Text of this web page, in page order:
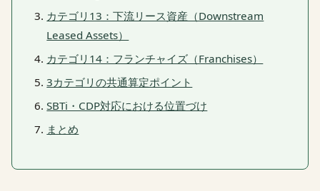
カテゴリ13：下流リース資産（Downstream
Leased Assets）
カテゴリ14：フランチャイズ（Franchises）
3カテゴリの共通算定ポイント
SBTi・CDP対応における位置づけ
まとめ